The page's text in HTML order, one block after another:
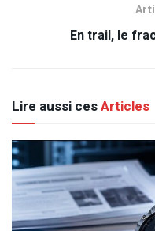
En trail, le
Lire aussi cesArticles